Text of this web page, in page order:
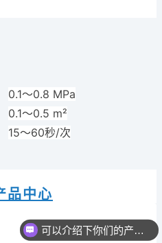
0.1～0.8 MPa
0.1～0.5 m²
15～60秒/次
品中心